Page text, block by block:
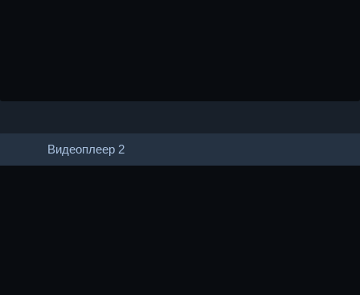
Видеоплеер 2